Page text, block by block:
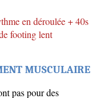
en déroulée + 40s
footing lent
MUSCULAIRE
pas pour des